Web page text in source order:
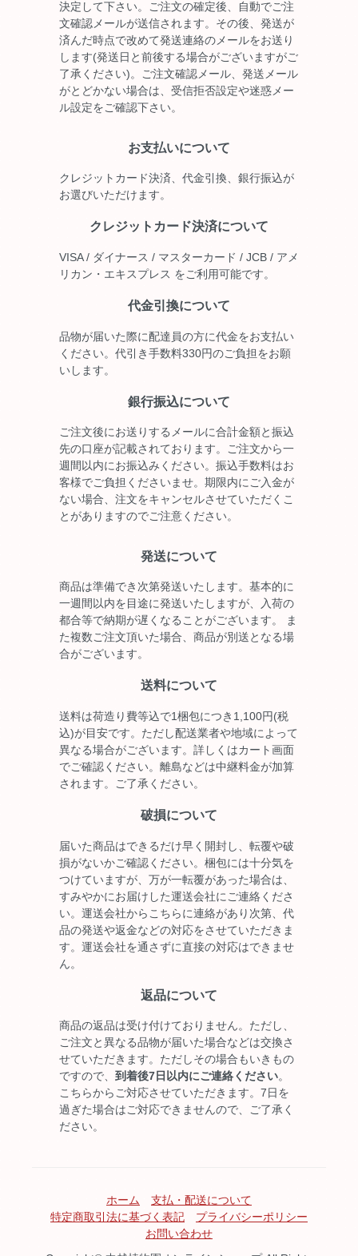
決定して下さい。ご注文の確定後、自動でご注
文確認メールが送信されます。その後、発送が
済んだ時点で改めて発送連絡のメールをお送り
します(発送日と前後する場合がございますがご
了承ください)。ご注文確認メール、発送メール
がとどかない場合は、受信拒否設定や迷惑メー
ル設定をご確認下さい。
お支払いについて
クレジットカード決済、代金引換、銀行振込が
お選びいただけます。
クレジットカード決済について
VISA / ダイナース / マスターカード / JCB / アメ
リカン・エキスプレス をご利用可能です。
代金引換について
品物が届いた際に配達員の方に代金をお支払い
ください。代引き手数料330円のご負担をお願
いします。
銀行振込について
ご注文後にお送りするメールに合計金額と振込
先の口座が記載されております。ご注文から一
週間以内にお振込みください。振込手数料はお
客様でご負担くださいませ。期限内にご入金が
ない場合、注文をキャンセルさせていただくこ
とがありますのでご注意ください。
発送について
商品は準備でき次第発送いたします。基本的に
一週間以内を目途に発送いたしますが、入荷の
都合等で納期が遅くなることがございます。 ま
た複数ご注文頂いた場合、商品が別送となる場
合がございます。
送料について
送料は荷造り費等込で1梱包につき1,100円(税
込)が目安です。ただし配送業者や地域によって
異なる場合がございます。詳しくはカート画面
でご確認ください。離島などは中継料金が加算
されます。ご了承ください。
破損について
届いた商品はできるだけ早く開封し、転覆や破
損がないかご確認ください。梱包には十分気を
つけていますが、万が一転覆があった場合は、
すみやかにお届けした運送会社にご連絡くださ
い。運送会社からこちらに連絡があり次第、代
品の発送や返金などの対応をさせていただきま
す。運送会社を通さずに直接の対応はできませ
ん。
返品について
商品の返品は受け付けておりません。ただし、
ご注文と異なる品物が届いた場合などは交換さ
せていただきます。ただしその場合もいきもの
ですので、 到着後7日以内にご連絡ください。
こちらからご対応させていただきます。7日を
過ぎた場合はご対応できませんので、ご了承く
ださい。
ホーム
支払・配送について
特定商取引法に基づく表記
プライバシーポリシー
お問い合わせ